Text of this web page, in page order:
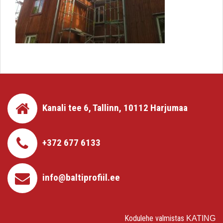
Kanali tee 6, Tallinn, 10112 Harjumaa
+372 677 6133
info@baltiprofiil.ee
Kodulehe valmistas KATING